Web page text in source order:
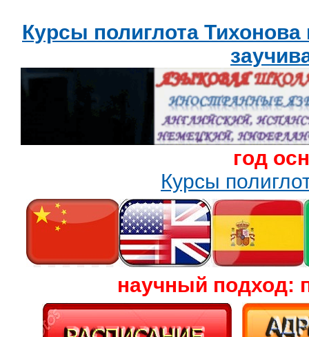
Курсы полиглота
год
Курсы
научный подход: